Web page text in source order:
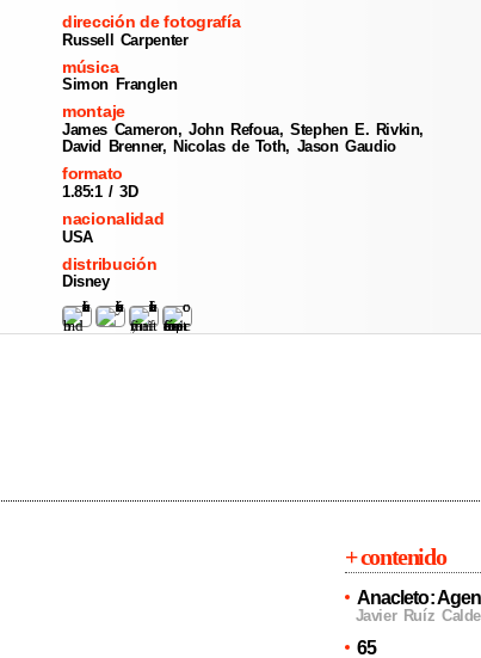
dirección de fotografía
Russell Carpenter
música
Simon Franglen
montaje
James Cameron, John Refoua, Stephen E. Rivkin,
David Brenner, Nicolas de Toth, Jason Gaudio
formato
1.85:1 / 3D
nacionalidad
USA
distribución
Disney
+ contenido
Anacleto:
Javier Ruíz
65